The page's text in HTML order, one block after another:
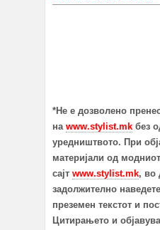
*Не е дозволено
на www.stylist.mk без
уредништвото. При
материјали од модниот
сајт www.stylist.mk, во
задолжително
преземен текстот и
Цитирањето и